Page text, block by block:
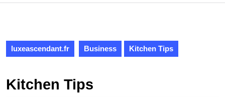
luxeascendant.fr Business Kitchen Tips
Kitchen Tips